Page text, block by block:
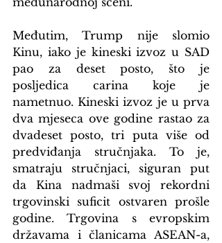
Međutim, Trump nije slomio
Kinu, iako je kineski izvoz u SAD
pao za deset posto, što je
posljedica carina koje je
nametnuo. Kineski izvoz je u prva
dva mjeseca ove godine rastao za
dvadeset posto, tri puta više od
predviđanja stručnjaka. To je,
smatraju stručnjaci, siguran put
da Kina nadmaši svoj rekordni
trgovinski suficit ostvaren prošle
godine. Trgovina s evropskim
državama i članicama ASEAN-a,